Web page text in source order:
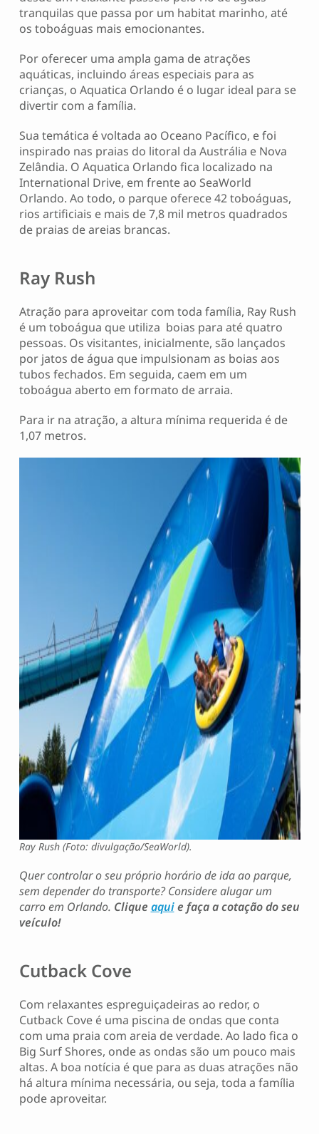
tranquilas que passa por um habitat marinho, até
os toboáguas mais emocionantes.
Por oferecer uma ampla gama de atrações
aquáticas, incluindo áreas especiais para as
crianças, o Aquatica Orlando é o lugar ideal para se
divertir com a família.
Sua temática é voltada ao Oceano Pacífico, e foi
inspirado nas praias do litoral da Austrália e Nova
Zelândia. O Aquatica Orlando fica localizado na
International Drive, em frente ao SeaWorld
Orlando. Ao todo, o parque oferece 42 toboáguas,
rios artificiais e mais de 7,8 mil metros quadrados
de praias de areias brancas.
Ray Rush
Atração para aproveitar com toda família, Ray Rush
é um toboágua que utiliza boias para até quatro
pessoas. Os visitantes, inicialmente, são lançados
por jatos de água que impulsionam as boias aos
tubos fechados. Em seguida, caem em um
toboágua aberto em formato de arraia.
Para ir na atração, a altura mínima requerida é de
1,07 metros.
Ray Rush (Foto: divulgação/SeaWorld).
Quer controlar o seu próprio horário de ida ao parque,
sem depender do transporte? Considere alugar um
carro em Orlando. Clique aquie faça a cotação do seu
veículo!
Cutback Cove
Com relaxantes espreguiçadeiras ao redor, o
Cutback Cove é uma piscina de ondas que conta
com uma praia com areia de verdade. Ao lado fica o
Big Surf Shores, onde as ondas são um pouco mais
altas. A boa notícia é que para as duas atrações não
há altura mínima necessária, ou seja, toda a família
pode aproveitar.